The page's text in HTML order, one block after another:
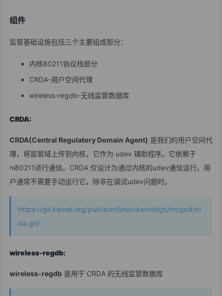
组件
监管基础设施包括三个主要组成部分：
内核80211协议栈部分
CRDA-用户空间代理
wireless-regdb-无线监管数据库
CRDA:
CRDA(Central Regulatory Domain Agent) 是我们的用户空间代
理，将监管域上传到内核，它作为 udev 辅助程序。它依赖于
nl80211进行通信。CRDA 仅设计为通过内核的udev通信运行。用
户通常不需要手动运行它，除非在调试udev问题时。
https://git.kernel.org/pub/scm/linux/kernel/git/mcgrof/cr
da.git/
wireless-regdb:
wireless-regdb 是用于 CRDA 的无线监管数据库